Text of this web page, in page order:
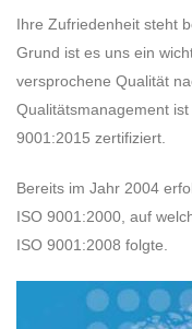
Ihre Zufriedenheit steht
Grund ist es uns ein
versprochene Qualität
Qualitätsmanagement
9001:2015 zertifiziert.
Bereits im Jahr 2004
ISO 9001:2000, auf
ISO 9001:2008 folgte.